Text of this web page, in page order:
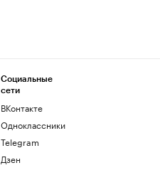
Социальные
сети
ВКонтакте
Одноклассники
Telegram
Дзен